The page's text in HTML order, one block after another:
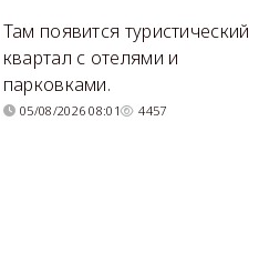
Там появится туристический
квартал с отелями и
парковками.
05/08/2026 08:01 4457